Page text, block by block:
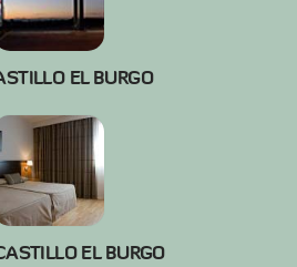
EL BURGO
EL BURGO